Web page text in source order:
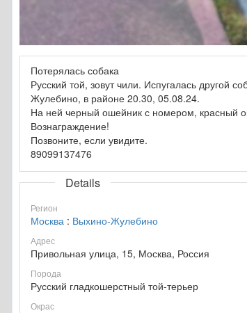
Потерялась собака
Русский той, зовут чили. Испугалась другой
Жулебино, в районе 20.30, 05.08.24.
На ней черный ошейник с номером, красный
Вознаграждение!
Позвоните, если увидите.
89099137476
Details
Регион
Москва : Выхино-Жулебино
Адрес
Привольная улица, 15, Москва, Россия
Порода
Русский гладкошерстный той-терьер
Окрас